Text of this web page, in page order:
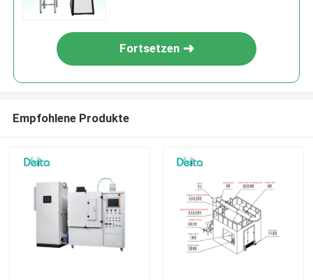
Fortsetzen
Empfohlene Produkte